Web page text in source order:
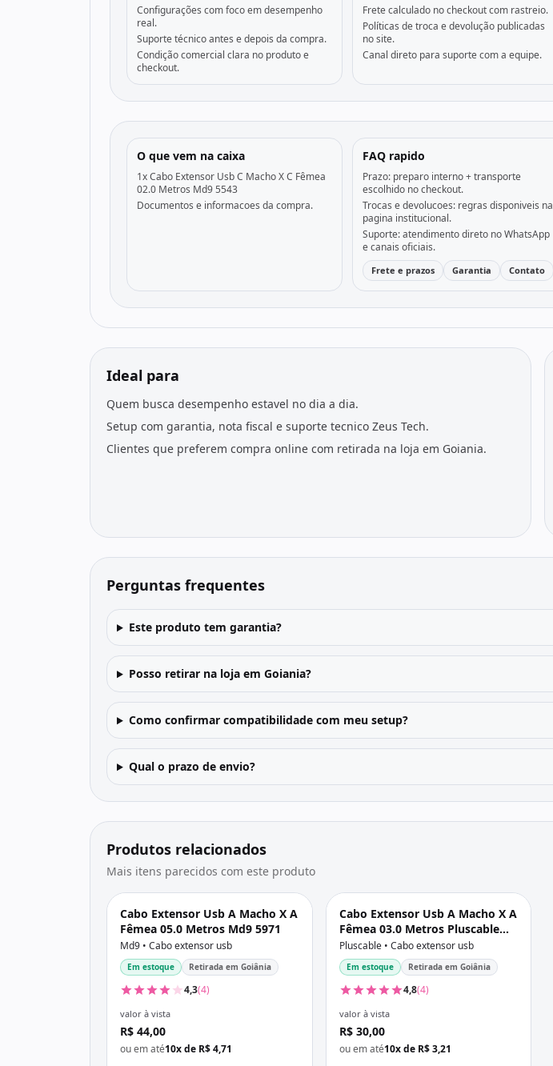
Configurações com foco em desempenho
real.
Suporte técnico antes e depois da compra.
Condição comercial clara no produto e
checkout.
Frete calculado no checkout com rastreio.
Políticas de troca e devolução publicadas
no site.
Canal direto para suporte com a equipe.
O que vem na caixa
1x Cabo Extensor Usb C Macho X C Fêmea
02.0 Metros Md9 5543
Documentos e informacoes da compra.
FAQ rapido
Prazo: preparo interno + transporte
escolhido no checkout.
Trocas e devolucoes: regras disponiveis na
pagina institucional.
Suporte: atendimento direto no WhatsApp
e canais oficiais.
Frete e prazos Garantia Contato
Ideal para
Quem busca desempenho estavel no dia a dia.
Setup com garantia, nota fiscal e suporte tecnico Zeus Tech.
Clientes que preferem compra online com retirada na loja em Goiania.
Perguntas frequentes
Este produto tem garantia?
Posso retirar na loja em Goiania?
Como confirmar compatibilidade com meu setup?
Qual o prazo de envio?
Produtos relacionados
Mais itens parecidos com este produto
Cabo Extensor Usb A Macho X A
Fêmea 05.0 Metros Md9 5971
Md9 • Cabo extensor usb
Em estoque Retirada em Goiânia
4,3(4)
valor à vista
R$ 44,00
ou em até10x de R$ 4,71
Cabo Extensor Usb A Macho X A
Fêmea 03.0 Metros Pluscable
Pc-Usb3002
Pluscable • Cabo extensor usb
Em estoque Retirada em Goiânia
4,8(4)
valor à vista
R$ 30,00
ou em até10x de R$ 3,21